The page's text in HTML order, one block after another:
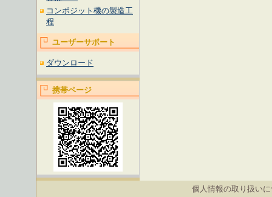
コンポジット機の製造工
程
ユーザーサポート
ダウンロード
携帯ページ
個人情報の取り扱い